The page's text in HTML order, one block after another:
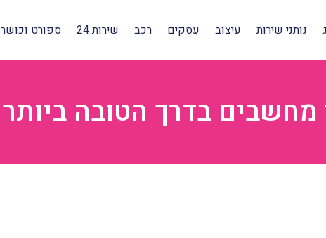
נותני שירות עיצוב עסקים רכב שירות 24 ספורט וכושר
מחשבים בדרך הטובה ביותר